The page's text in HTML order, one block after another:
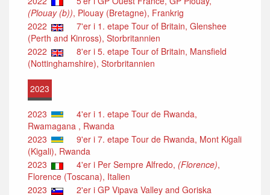
(Plouay (b)), Plouay (Bretagne), Frankrig
2022
7'er i 1. etape Tour of Britain, Glenshee
(Perth and Kinross), Storbritannien
2022
8'er i 5. etape Tour of Britain, Mansfield
(Nottinghamshire), Storbritannien
2023
2023
4'er i 1. etape Tour de Rwanda,
Rwamagana , Rwanda
2023
9'er i 7. etape Tour de Rwanda, Mont Kigali
(Kigali), Rwanda
2023
4'er i Per Sempre Alfredo, (Florence),
Florence (Toscana), Italien
2023
2'er i GP Vipava Valley and Goriska